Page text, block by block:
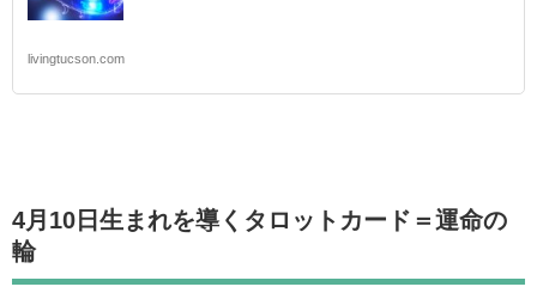
livingtucson.com
4月10日生まれを導くタロットカード ＝運命の
輪